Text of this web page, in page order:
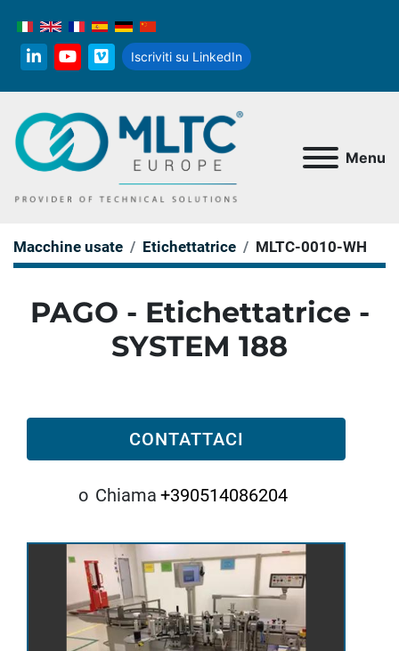
linkedinyoutube
vimeo
Iscriviti su LinkedIn
Menu
Macchine usate Etichettatrice MLTC-0010-WH
PAGO - Etichettatrice -
SYSTEM 188
CONTATTACI
o Chiama +390514086204